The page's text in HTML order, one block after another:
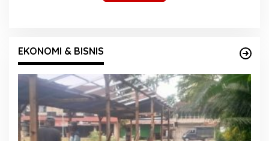
EKONOMI & BISNIS